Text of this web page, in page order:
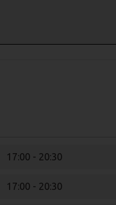
17:00 - 20:30
17:00 - 20:30